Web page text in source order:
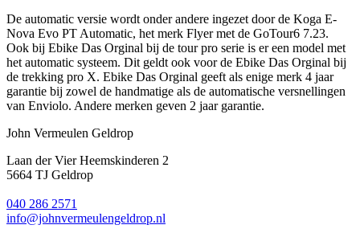
De automatic versie wordt onder andere ingezet door de Koga E-
Nova Evo PT Automatic, het merk Flyer met de GoTour6 7.23.
Ook bij Ebike Das Orginal bij de tour pro serie is er een model met
het automatic systeem. Dit geldt ook voor de Ebike Das Orginal bij
de trekking pro X. Ebike Das Orginal geeft als enige merk 4 jaar
garantie bij zowel de handmatige als de automatische versnellingen
van Enviolo. Andere merken geven 2 jaar garantie.
John Vermeulen Geldrop
Laan der Vier Heemskinderen 2
5664 TJ Geldrop
040 286 2571
info@johnvermeulengeldrop.nl